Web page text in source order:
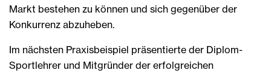
Markt bestehen zu können und sich gegenüber der
Konkurrenz abzuheben.
Im nächsten Praxisbeispiel präsentierte der Diplom-
Sportlehrer und Mitgründer der erfolgreichen